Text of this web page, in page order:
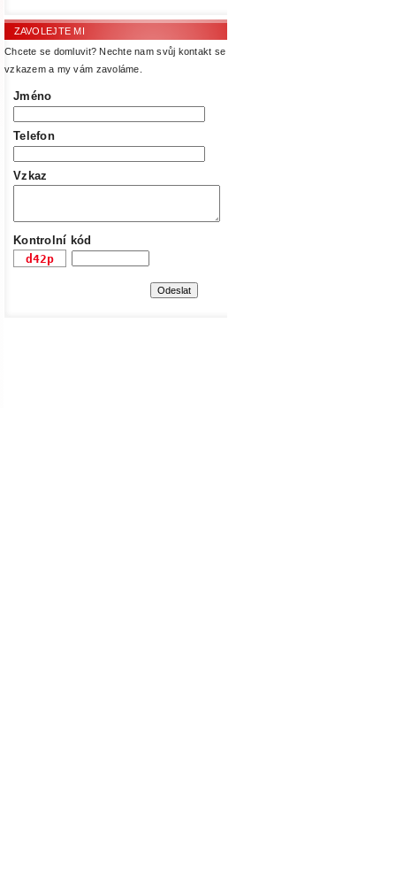
ZAVOLEJTE MI
Chcete se domluvit? Nechte nam svůj kontakt se
vzkazem a my vám zavoláme.
Jméno
Telefon
Vzkaz
Kontrolní kód